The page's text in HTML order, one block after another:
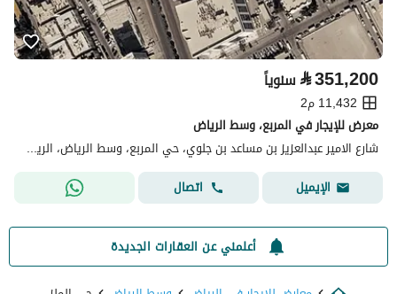
⃁351,200 سنوياً
11,432 م2
معرض للإيجار في المربع، وسط الرياض
شارع الامير عبدالعزيز بن مساعد بن جلوي، حي المربع، وسط الرياض، الرياض
الإيميل
اتصال
أعلمني عن العقارات الجديدة